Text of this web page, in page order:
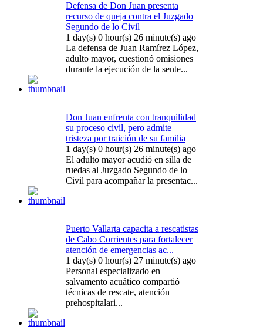
Defensa de Don Juan presenta
recurso de queja contra el Juzgado
Segundo de lo Civil
1 day(s) 0 hour(s) 26 minute(s) ago
La defensa de Juan Ramírez López,
adulto mayor, cuestionó omisiones
durante la ejecución de la sente...
Don Juan enfrenta con tranquilidad
su proceso civil, pero admite
tristeza por traición de su familia
1 day(s) 0 hour(s) 26 minute(s) ago
El adulto mayor acudió en silla de
ruedas al Juzgado Segundo de lo
Civil para acompañar la presentac...
Puerto Vallarta capacita a rescatistas
de Cabo Corrientes para fortalecer
atención de emergencias ac...
1 day(s) 0 hour(s) 27 minute(s) ago
Personal especializado en
salvamento acuático compartió
técnicas de rescate, atención
prehospitalari...